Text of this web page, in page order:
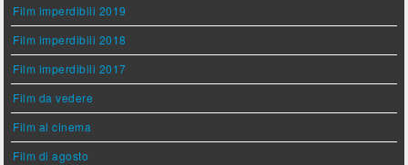
Film imperdibili 2019
Film imperdibili 2018
Film imperdibili 2017
Film da vedere
Film al cinema
Film di agosto